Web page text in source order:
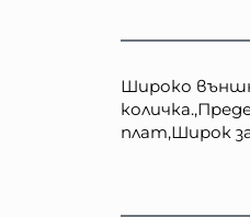
Широко
плат,Широк